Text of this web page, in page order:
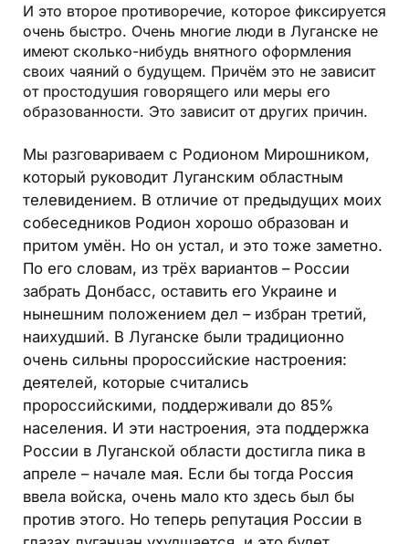
И это второе противоречие, которое фиксируется
очень быстро. Очень многие люди в Луганске не
имеют сколько-нибудь внятного оформления
своих чаяний о будущем. Причём это не зависит
от простодушия говорящего или меры его
образованности. Это зависит от других причин.
Мы разговариваем с Родионом Мирошником,
который руководит Луганским областным
телевидением. В отличие от предыдущих моих
собеседников Родион хорошо образован и
притом умён. Но он устал, и это тоже заметно.
По его словам, из трёх вариантов – России
забрать Донбасс, оставить его Украине и
нынешним положением дел – избран третий,
наихудший. В Луганске были традиционно
очень сильны пророссийские настроения:
деятелей, которые считались
пророссийскими, поддерживали до 85%
населения. И эти настроения, эта поддержка
России в Луганской области достигла пика в
апреле – начале мая. Если бы тогда Россия
ввела войска, очень мало кто здесь был бы
против этого. Но теперь репутация России в